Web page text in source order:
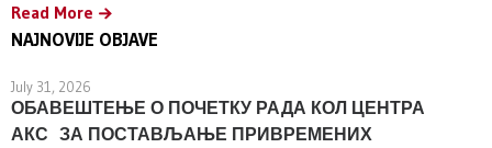
Read More
NAJNOVIJE OBJAVE
July 31, 2026
ОБАВЕШТЕЊЕ О ПОЧЕТКУ РАДА КОЛ ЦЕНТРА
АКС ЗА ПОСТАВЉАЊЕ ПРИВРЕМЕНИХ